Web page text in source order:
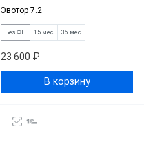
Эвотор 7.2
Без ФН 15 мес 36 мес
23 600 ₽
В корзину